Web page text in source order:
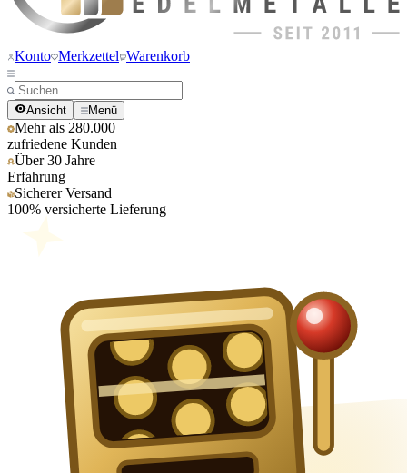
Konto Merkzettel Warenkorb
Ansicht Menü
Mehr als 280.000
zufriedene Kunden
Über 30 Jahre
Erfahrung
Sicherer Versand
100% versicherte Lieferung